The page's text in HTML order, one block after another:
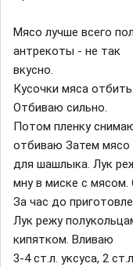
Мясо лучше всего
антрекоты - не так
вкусно.
Кусочки мяса
Отбиваю сильно.
Потом пленку
отбиваю Затем мясо
для шашлыка. Лук
мну в миске с мясом.
За час до
Лук режу
кипятком. Вливаю
3-4 ст.л. уксуса, 2